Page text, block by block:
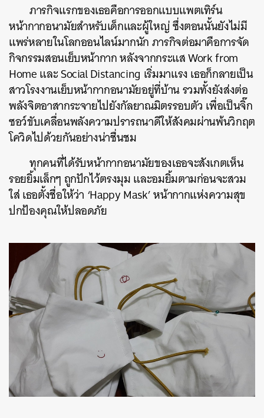
ภารกิจแรกของเธอคือการออกแบบแพตเทิร์น
หน้ากากอนามัยสำหรับเด็กและผู้ใหญ่ ซึ่งตอนนั้นยังไม่มี
แพร่หลายในโลกออนไลน์มากนักภารกิจต่อมาคือการจัด
กิจกรรมสอนเย็บหน้ากากหลังจากกระแสWorkfrom
HomeและSocialDistancing เริ่มมาแรงเธอก็กลายเป็น
สาวโรงงานเย็บหน้ากากอนามัยอยู่ที่บ้านรวมทั้งยังส่งต่อ
พลังจิตอาสากระจายไปยังกัลยาณมิตรรอบตัว เพื่อเป็นจิ๊ก
ซอว์ขับเคลื่อนพลังความปรารถนาดีให้สังคมผ่านพ้นวิกฤต
โควิดไปด้วยกันอย่างน่าชื่นชม
ทุกคนที่ได้รับหน้ากากอนามัยของเธอจะสังเกตเห็น
รอยยิ้มเล็กๆ ถูกปักไว้ตรงมุมและอมยิ้มตามก่อนจะสวม
ใส่เธอตั้งชื่อให้ว่า ‘HappyMask’หน้ากากแห่งความสุข
ปกป้องคุณให้ปลอดภัย